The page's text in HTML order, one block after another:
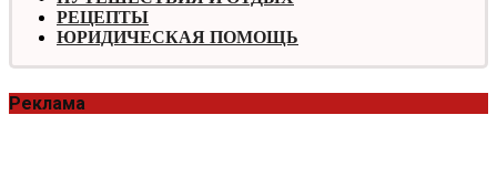
РЕЦЕПТЫ
ЮРИДИЧЕСКАЯ ПОМОЩЬ
Реклама